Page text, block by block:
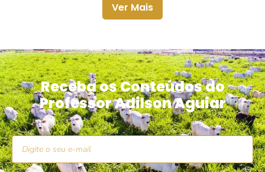
Ver Mais
Receba os Conteúdos do
Professor Adilson Aguiar